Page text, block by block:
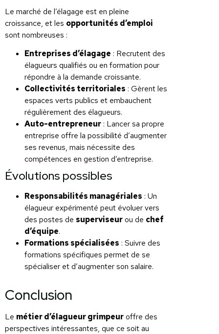
Le marché de l’élagage est en pleine
croissance, et les opportunités d’emploi
sont nombreuses :
Entreprises d’élagage : Recrutent des
élagueurs qualifiés ou en formation pour
répondre à la demande croissante.
Collectivités territoriales : Gèrent les
espaces verts publics et embauchent
régulièrement des élagueurs.
Auto-entrepreneur : Lancer sa propre
entreprise offre la possibilité d’augmenter
ses revenus, mais nécessite des
compétences en gestion d’entreprise.
Évolutions possibles
Responsabilités managériales : Un
élagueur expérimenté peut évoluer vers
des postes de superviseurou de chef
d’équipe.
Formations spécialisées : Suivre des
formations spécifiques permet de se
spécialiser et d’augmenter son salaire.
Conclusion
Le métier d’élagueur grimpeuroffre des
perspectives intéressantes, que ce soit au